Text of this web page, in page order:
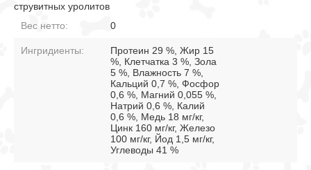
струвитных уролитов
Вес нетто:
0
Ингридиенты:
Протеин 29 %, Жир 15
%, Клетчатка 3 %, Зола
5 %, Влажность 7 %,
Кальций 0,7 %, Фосфор
0,6 %, Магний 0,055 %,
Натрий 0,6 %, Калий
0,6 %, Медь 18 мг/кг,
Цинк 160 мг/кг, Железо
100 мг/кг, Йод 1,5 мг/кг,
Углеводы 41 %